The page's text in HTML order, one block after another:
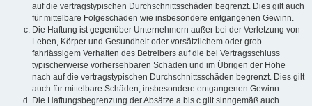
auf die vertragstypischen Durchschnittsschäden begrenzt. Dies gilt auch
für mittelbare Folgeschäden wie insbesondere entgangenen Gewinn.
Die Haftung ist gegenüber Unternehmern außer bei der Verletzung von
Leben, Körper und Gesundheit oder vorsätzlichem oder grob
fahrlässigem Verhalten des Betreibers auf die bei Vertragsschluss
typischerweise vorhersehbaren Schäden und im Übrigen der Höhe
nach auf die vertragstypischen Durchschnittsschäden begrenzt. Dies gilt
auch für mittelbare Schäden, insbesondere entgangenen Gewinn.
Die Haftungsbegrenzung der Absätze a bis c gilt sinngemäß auch